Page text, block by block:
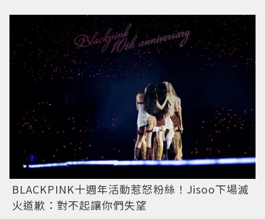
BLACKPINK十週年活動惹怒粉絲！Jisoo下場滅
火道歉：對不起讓你們失望